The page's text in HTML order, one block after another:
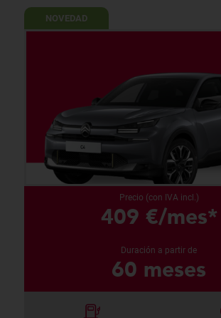
NOVEDAD
Precio (con IVA incl.)
409 €/mes*
Duración a partir de
60 meses